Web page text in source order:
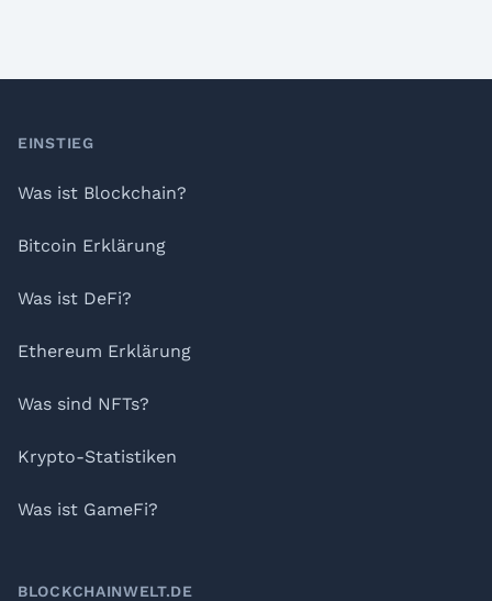
Footer
EINSTIEG
Was ist Blockchain?
Bitcoin Erklärung
Was ist DeFi?
Ethereum Erklärung
Was sind NFTs?
Krypto-Statistiken
Was ist GameFi?
BLOCKCHAINWELT.DE